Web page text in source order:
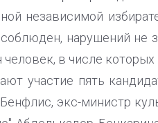
независимой
нарушений не
в числе
участие пять
экс-министр